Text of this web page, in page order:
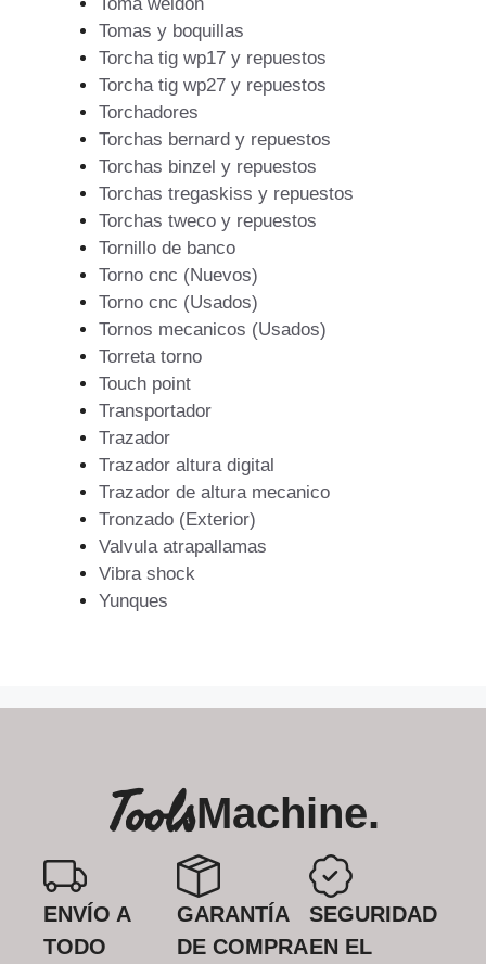
Toma weldon
Tomas y boquillas
Torcha tig wp17 y repuestos
Torcha tig wp27 y repuestos
Torchadores
Torchas bernard y repuestos
Torchas binzel y repuestos
Torchas tregaskiss y repuestos
Torchas tweco y repuestos
Tornillo de banco
Torno cnc (Nuevos)
Torno cnc (Usados)
Tornos mecanicos (Usados)
Torreta torno
Touch point
Transportador
Trazador
Trazador altura digital
Trazador de altura mecanico
Tronzado (Exterior)
Valvula atrapallamas
Vibra shock
Yunques
ToolsMachine.
ENVÍO A
TODO
GARANTÍA
DE COMPRA
SEGURIDAD
EN EL